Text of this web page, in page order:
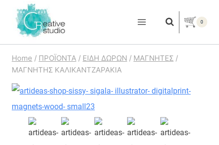
content
0
Home / ΠΡΟΪΟΝΤΑ / ΕΙΔΗ ΔΩΡΩΝ / ΜΑΓΝΗΤΕΣ /
ΜΑΓΝΗΤΗΣ ΚΑΛΙΚΑΝΤΖΑΡΑΚΙΑ